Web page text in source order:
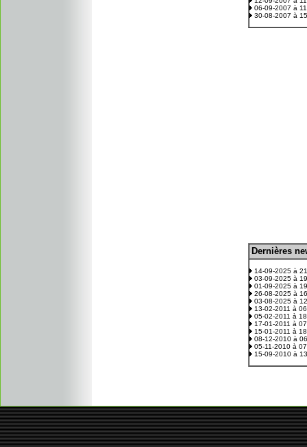
06-09-2007 à
30-08-2007 à
Dernières
14-09-2025 à
03-09-2025 à
01-09-2025 à
26-08-2025 à
03-08-2025 à
13-02-2011 à
05-02-2011 à
17-01-2011 à
15-01-2011 à
08-12-2010 à
05-11-2010 à
15-09-2010 à